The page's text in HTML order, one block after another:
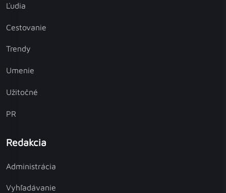
Ľudia
Cestovanie
Trendy
Umenie
Užitočné
PR
Redakcia
Administrácia
Vyhľadávanie